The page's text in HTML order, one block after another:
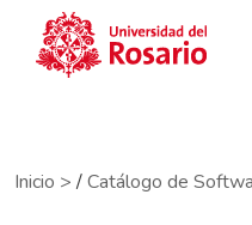
Inicio > /Catálogo de